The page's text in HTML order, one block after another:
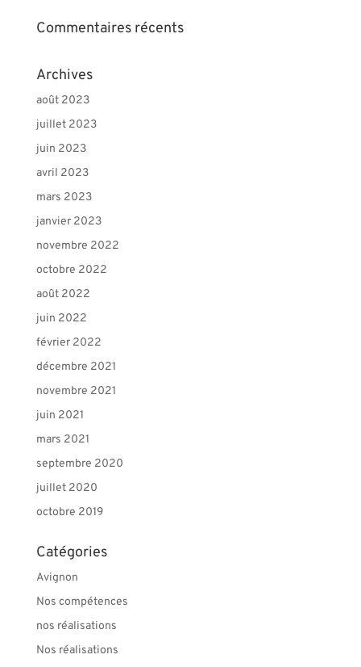
Commentaires récents
Archives
août 2023
juillet 2023
juin 2023
avril 2023
mars 2023
janvier 2023
novembre 2022
octobre 2022
août 2022
juin 2022
février 2022
décembre 2021
novembre 2021
juin 2021
mars 2021
septembre 2020
juillet 2020
octobre 2019
Catégories
Avignon
Nos compétences
nos réalisations
Nos réalisations